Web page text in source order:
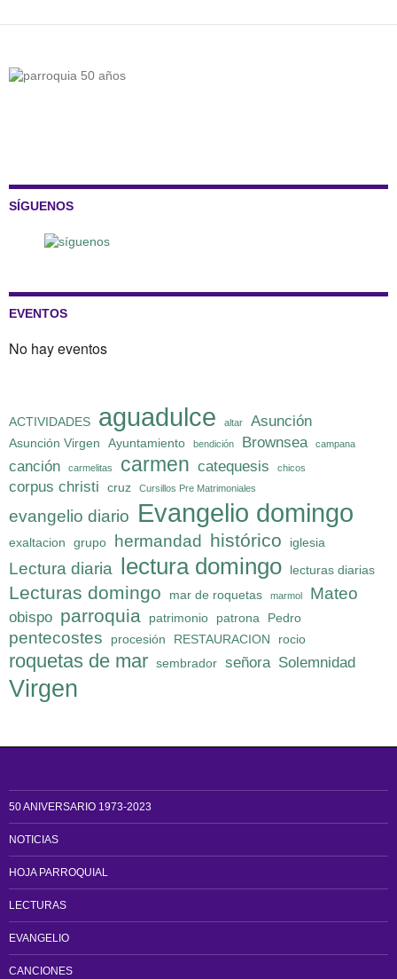
SÍGUENOS
EVENTOS
No hay eventos
ACTIVIDADES aguadulce altar Asunción
Asunción Virgen Ayuntamiento bendición Brownsea campana
canción carmelitas carmen catequesis chicos
corpus christi cruz Cursillos Pre Matrimoniales
evangelio diario Evangelio domingo
exaltacion grupo hermandad histórico iglesia
Lectura diaria lectura domingo lecturas diarias
Lecturas domingo mar de roquetas marmol Mateo
obispo parroquia patrimonio patrona Pedro
pentecostes procesión RESTAURACION rocio
roquetas de mar sembrador señora Solemnidad
Virgen
50 ANIVERSARIO 1973-2023
NOTICIAS
HOJA PARROQUIAL
LECTURAS
EVANGELIO
CANCIONES